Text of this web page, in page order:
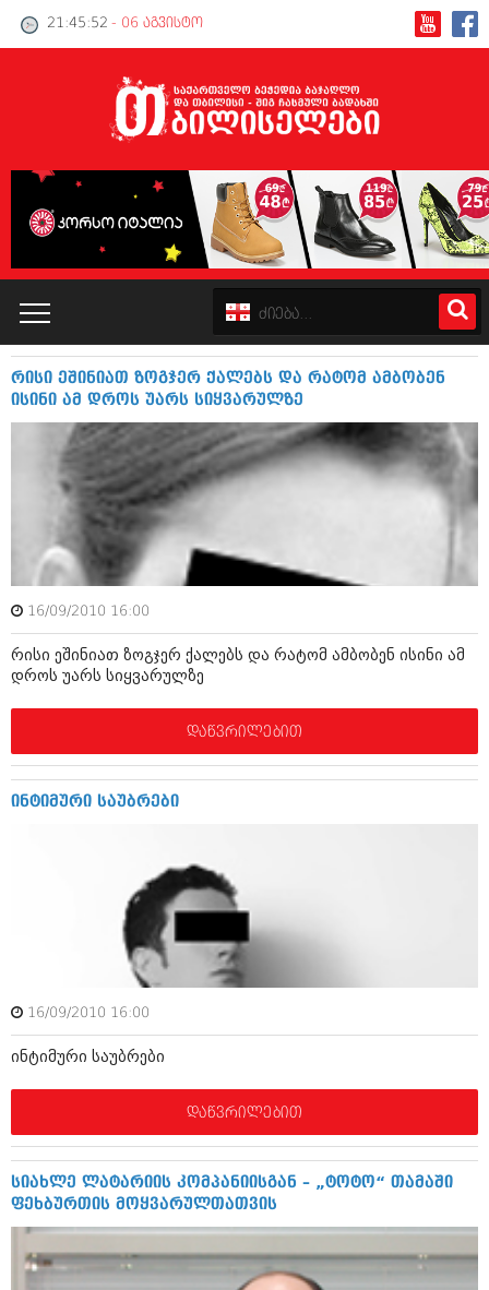
21:45:53 - 06 აგვისტო
ინტერვიუები
ამბები
საზოგადოება
მოდი, ვილაპარაკოთ
მოდა + დიზაინი
კადრს მიღმა
ავტორჩევები
გვარები
თემიდას სასწორი
იუმორი
კალეიდოსკოპი
კატალოგი
პოლიტიკა
ინტერვიუები
ამბები
საზოგადოება
მოდი, ვილაპარაკოთ
მოდა + დიზაინი
სპორტი
ავტორჩევები
ბელადები
ბიზნესსიახლეები
გვარები
კალეიდოსკოპი
ჰოროსკოპი და შეუცნობელი
კრიმინალი
რისი ეშინიათ ზოგჯერ ქალებს და რატომ ამბობენ
ისინი ამ დროს უარს სიყვარულზე
16/09/2010 16:00
რისი ეშინიათ ზოგჯერ ქალებს და რატომ ამბობენ ისინი ამ
დროს უარს სიყვარულზე
დაწვრილებით
ინტიმური საუბრები
16/09/2010 16:00
ინტიმური საუბრები
დაწვრილებით
სიახლე ლატარიის კომპანიისგან – „ტოტო“ თამაში
ფეხბურთის მოყვარულთათვის